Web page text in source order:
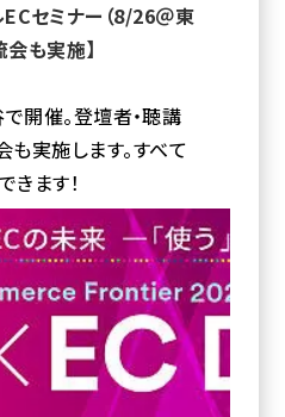
イン」 が使われている
ウォッチ
トするアマ
ごい？
サルデザインは、視覚障害者のショッ
る視覚障害者のネットニーズを開拓し
セミナー（8/26＠東
会も実施】
で開催。登壇者・聴講
実施します。すべて
ます！